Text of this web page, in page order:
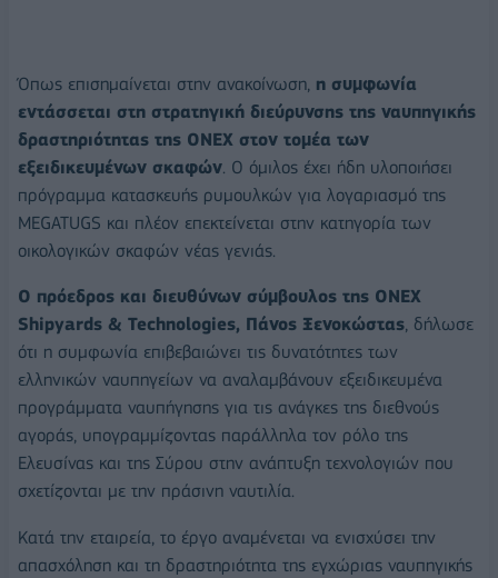
Όπως επισημαίνεται στην ανακοίνωση, η συμφωνία
εντάσσεται στη στρατηγική διεύρυνσης της ναυπηγικής
δραστηριότητας της ONEX στον τομέα των
εξειδικευμένων σκαφών. Ο όμιλος έχει ήδη υλοποιήσει
πρόγραμμα κατασκευής ρυμουλκών για λογαριασμό της
MEGATUGS και πλέον επεκτείνεται στην κατηγορία των
οικολογικών σκαφών νέας γενιάς.
Ο πρόεδρος και διευθύνων σύμβουλος της ONEX
Shipyards & Technologies, Πάνος Ξενοκώστας, δήλωσε
ότι η συμφωνία επιβεβαιώνει τις δυνατότητες των
ελληνικών ναυπηγείων να αναλαμβάνουν εξειδικευμένα
προγράμματα ναυπήγησης για τις ανάγκες της διεθνούς
αγοράς, υπογραμμίζοντας παράλληλα τον ρόλο της
Ελευσίνας και της Σύρου στην ανάπτυξη τεχνολογιών που
σχετίζονται με την πράσινη ναυτιλία.
Κατά την εταιρεία, το έργο αναμένεται να ενισχύσει την
απασχόληση και τη δραστηριότητα της εγχώριας ναυπηγικής